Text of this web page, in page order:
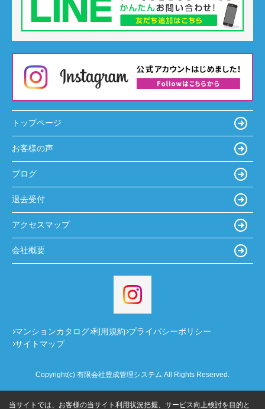
トップページ
お客様の声
ブログ
退去受付
アクセスマップ
会社概要
マンションカタログ 利用規約 プライバシーポリシー
サイトマップ
Copyright(c) 有限会社豊成管理システム All Rights Reserved.
当サイトでは、お客様の当サイト利用状況把握、サービス向上検討を目的と